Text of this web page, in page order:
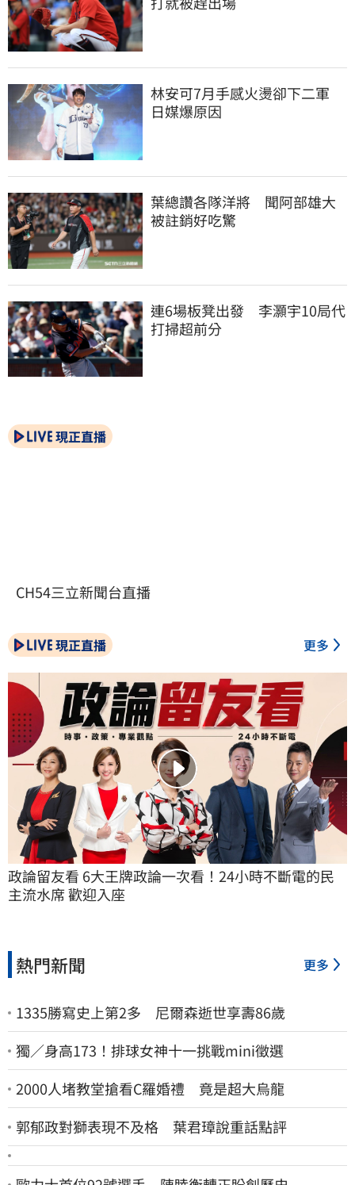
林安可7月手感火燙卻下二軍
日媒爆原因
葉總讚各隊洋將　聞阿部雄大
被註銷好吃驚
連6場板凳出發　李灝宇10局代
打掃超前分
現正直播
CH54三立新聞台直播
現正直播 更多
政論留友看 6大王牌政論一次看！24小時不斷電的民
主流水席 歡迎入座
熱門新聞 更多
1335勝寫史上第2多 尼爾森逝世享壽86歲
獨／身高173！排球女神十一挑戰mini徵選
2000人堵教堂搶看C羅婚禮 竟是超大烏龍
郭郁政對獅表現不及格 葉君璋說重話點評